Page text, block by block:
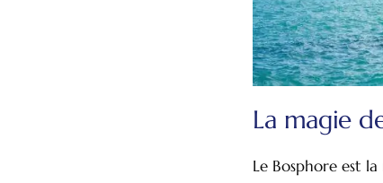
La magie
Le Bosphore est